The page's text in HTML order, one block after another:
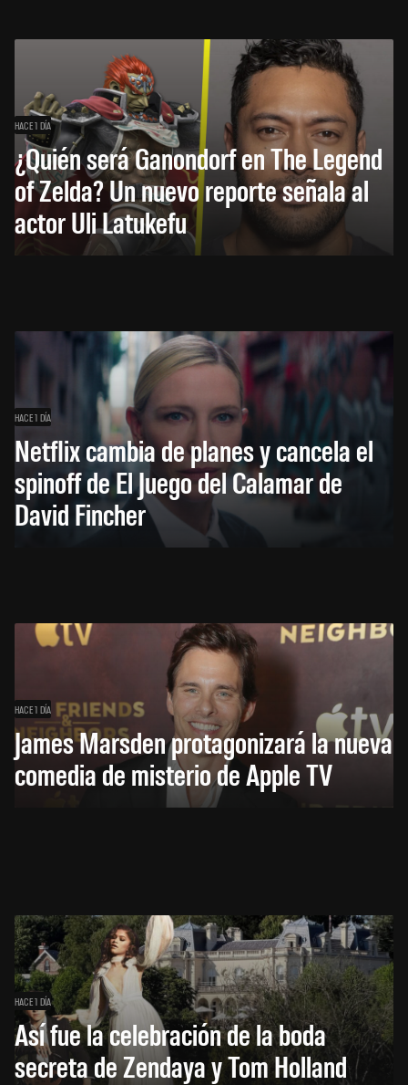
HACE 1 DÍA
¿Quién será Ganondorf en The Legend
of Zelda? Un nuevo reporte señala al
actor Uli Latukefu
HACE 1 DÍA
Netflix cambia de planes y cancela el
spinoff de El Juego del Calamar de
David Fincher
HACE 1 DÍA
James Marsden protagonizará la nueva
comedia de misterio de Apple TV
HACE 1 DÍA
Así fue la celebración de la boda
secreta de Zendaya y Tom Holland